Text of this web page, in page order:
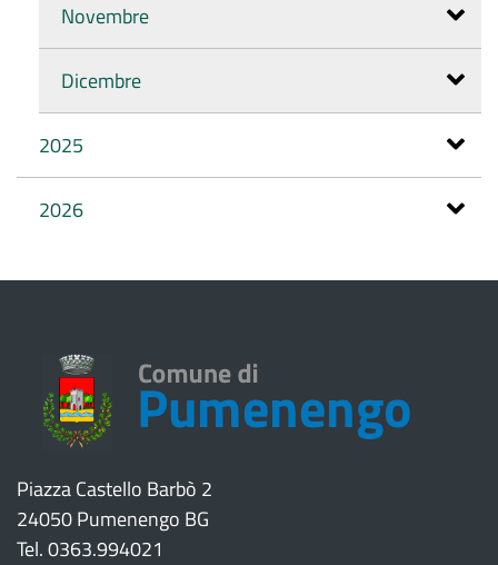
Novembre
Dicembre
2025
2026
Piazza Castello Barbò 2
24050 Pumenengo BG
Tel. 0363.994021